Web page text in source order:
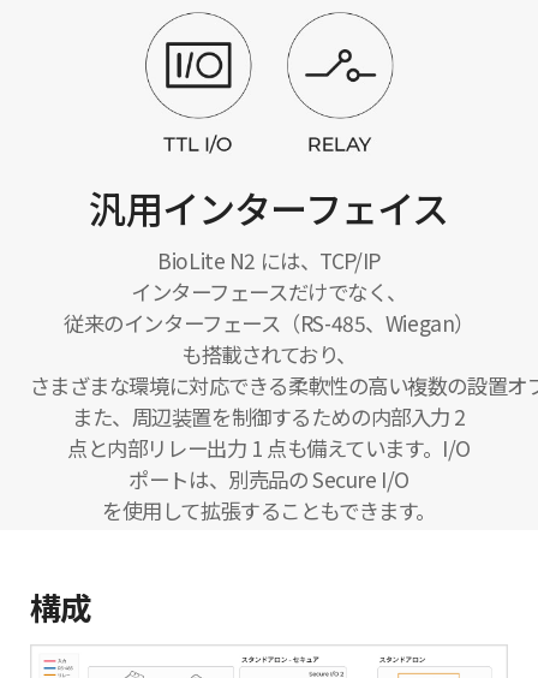
汎用インターフェイス
BioLite N2 には、TCP/IP
インターフェースだけでなく、
従来のインターフェース（RS-485、Wiegan）
も搭載されており、
さまざまな環境に対応できる柔軟性の高い複数の設置オ
また、周辺装置を制御するための内部入力 2
点と内部リレー出力 1 点も備えています。I/O
ポートは、別売品の Secure I/O
を使用して拡張することもできます。
構成